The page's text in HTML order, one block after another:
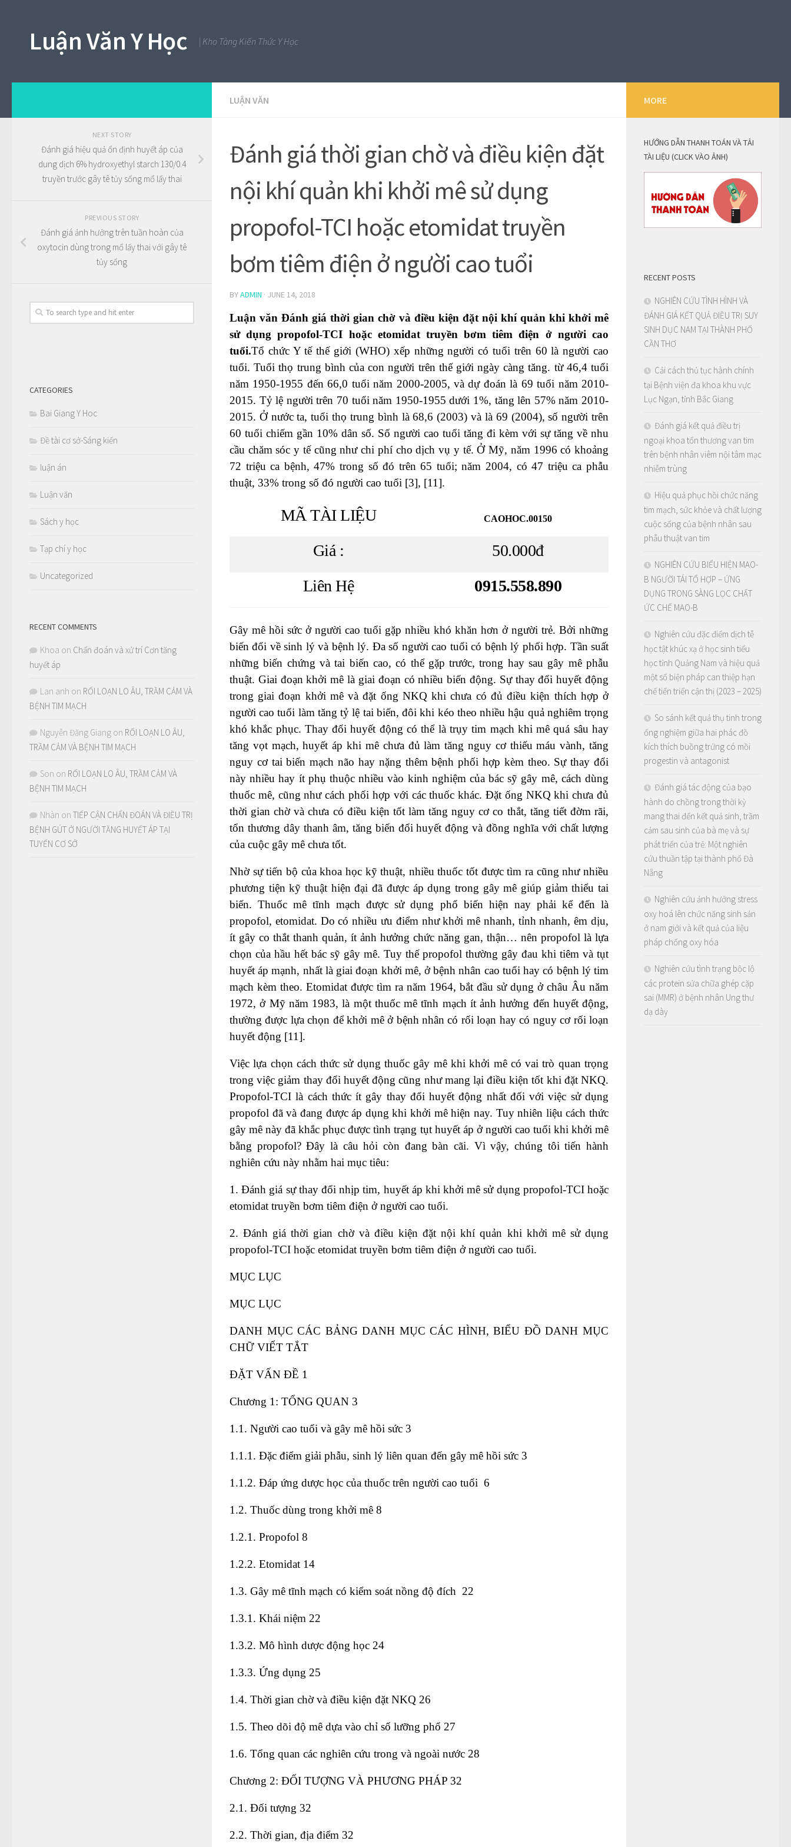
Luận Văn Y Học | Kho Tàng Kiến Thức Y Học
LUẬN VĂN
Đánh giá thời gian chờ và điều kiện đặt
nội khí quản khi khởi mê sử dụng
propofol-TCI hoặc etomidat truyền
bơm tiêm điện ở người cao tuổi
BYADMIN · JUNE 14, 2018
Luận văn Đánh giá thời gian chờ và điều kiện đặt nội khí quản khi khởi mê
sử dụng propofol-TCI hoặc etomidat truyền bơm tiêm điện ở người cao
tuổi.Tổ chức Y tế thế giới (WHO) xếp những người có tuổi trên 60 là người cao
tuổi. Tuổi thọ trung bình của con người trên thế giới ngày càng tăng. từ 46,4 tuổi
năm 1950-1955 đến 66,0 tuổi năm 2000-2005, và dự đoán là 69 tuổi năm 2010-
2015. Tỷ lệ người trên 70 tuổi năm 1950-1955 dưới 1%, tăng lên 57% năm 2010-
2015. Ở nước ta, tuổi thọ trung bình là 68,6 (2003) và là 69 (2004), số người trên
60 tuổi chiếm gần 10% dân số. Số người cao tuổi tăng đi kèm với sự tăng về nhu
cầu chăm sóc y tế cũng như chi phí cho dịch vụ y tế. Ở Mỹ, năm 1996 có khoảng
72 triệu ca bệnh, 47% trong số đó trên 65 tuổi; năm 2004, có 47 triệu ca phẫu
thuật, 33% trong số đó người cao tuổi [3], [11].
MÃ TÀI LIỆU CAOHOC.00150
Giá :
50.000đ
Liên Hệ
0915.558.890
Gây mê hồi sức ở người cao tuổi gặp nhiều khó khăn hơn ở người trẻ. Bởi những
biến đổi về sinh lý và bệnh lý. Đa số người cao tuổi có bệnh lý phối hợp. Tần suất
những biến chứng và tai biến cao, có thể gặp trước, trong hay sau gây mê phẫu
thuật. Giai đoạn khởi mê là giai đoạn có nhiều biến động. Sự thay đổi huyết động
trong giai đoạn khởi mê và đặt ống NKQ khi chưa có đủ điều kiện thích hợp ở
người cao tuổi làm tăng tỷ lệ tai biến, đôi khi kéo theo nhiều hậu quả nghiêm trọng
khó khắc phục. Thay đổi huyết động có thể là trụy tim mạch khi mê quá sâu hay
tăng vọt mạch, huyết áp khi mê chưa đủ làm tăng nguy cơ thiếu máu vành, tăng
nguy cơ tai biến mạch não hay nặng thêm bệnh phối hợp kèm theo. Sự thay đổi
này nhiều hay ít phụ thuộc nhiều vào kinh nghiệm của bác sỹ gây mê, cách dùng
thuốc mê, cũng như cách phối hợp với các thuốc khác. Đặt ống NKQ khi chưa đủ
thời gian chờ và chưa có điều kiện tốt làm tăng nguy cơ co thắt, tăng tiết đờm rãi,
tổn thương dây thanh âm, tăng biến đổi huyết động và đồng nghĩa với chất lượng
của cuộc gây mê chưa tốt.
Nhờ sự tiến bộ của khoa học kỹ thuật, nhiều thuốc tốt được tìm ra cũng như nhiều
phương tiện kỹ thuật hiện đại đã được áp dụng trong gây mê giúp giảm thiểu tai
biến. Thuốc mê tĩnh mạch được sử dụng phổ biến hiện nay phải kể đến là
propofol, etomidat. Do có nhiều ưu điểm như khởi mê nhanh, tỉnh nhanh, êm dịu,
ít gây co thắt thanh quản, ít ảnh hưởng chức năng gan, thận… nên propofol là lựa
chọn của hầu hết bác sỹ gây mê. Tuy thế propofol thường gây đau khi tiêm và tụt
huyết áp mạnh, nhất là giai đoạn khởi mê, ở bệnh nhân cao tuổi hay có bệnh lý tim
mạch kèm theo. Etomidat được tìm ra năm 1964, bắt đầu sử dụng ở châu Âu năm
1972, ở Mỹ năm 1983, là một thuốc mê tĩnh mạch ít ảnh hưởng đến huyết động,
thường được lựa chọn để khởi mê ở bệnh nhân có rối loạn hay có nguy cơ rối loạn
huyết động [11].
Việc lựa chọn cách thức sử dụng thuốc gây mê khi khởi mê có vai trò quan trọng
trong việc giảm thay đổi huyết động cũng như mang lại điều kiện tốt khi đặt NKQ.
Propofol-TCI là cách thức ít gây thay đổi huyết động nhất đối với việc sử dụng
propofol đã và đang được áp dụng khi khởi mê hiện nay. Tuy nhiên liệu cách thức
gây mê này đã khắc phục được tình trạng tụt huyết áp ở người cao tuổi khi khởi mê
bằng propofol? Đây là câu hỏi còn đang bàn cãi. Vì vậy, chúng tôi tiến hành
nghiên cứu này nhằm hai mục tiêu:
1. Đánh giá sự thay đổi nhịp tim, huyết áp khi khởi mê sử dụng propofol-TCI hoặc
etomidat truyền bơm tiêm điện ở người cao tuổi.
2. Đánh giá thời gian chờ và điều kiện đặt nội khí quản khi khởi mê sử dụng
propofol-TCI hoặc etomidat truyền bơm tiêm điện ở người cao tuổi.
MỤC LỤC
MỤC LỤC
DANH MỤC CÁC BẢNG DANH MỤC CÁC HÌNH, BIỂU ĐỒ DANH MỤC
CHỮ VIẾT TẮT
ĐẶT VẤN ĐỀ 1
Chương 1: TỔNG QUAN 3
1.1. Người cao tuổi và gây mê hồi sức 3
1.1.1. Đặc điểm giải phẫu, sinh lý liên quan đến gây mê hồi sức 3
1.1.2. Đáp ứng dược học của thuốc trên người cao tuổi 6
1.2. Thuốc dùng trong khởi mê 8
1.2.1. Propofol 8
1.2.2. Etomidat 14
1.3. Gây mê tĩnh mạch có kiểm soát nồng độ đích 22
1.3.1. Khái niệm 22
1.3.2. Mô hình dược động học 24
1.3.3. Ứng dụng 25
1.4. Thời gian chờ và điều kiện đặt NKQ 26
1.5. Theo dõi độ mê dựa vào chỉ số lưỡng phổ 27
1.6. Tổng quan các nghiên cứu trong và ngoài nước 28
Chương 2: ĐỐI TƯỢNG VÀ PHƯƠNG PHÁP 32
2.1. Đối tượng 32
2.2. Thời gian, địa điểm 32
NEXT STORY
Đánh giá hiệu quả ổn định huyết áp của
dung dịch 6% hydroxyethyl starch 130/0.4
truyền trước gây tê tủy sống mổ lấy thai
PREVIOUS STORY
Đánh giá ảnh hưởng trên tuần hoàn của
oxytocin dùng trong mổ lấy thai với gây tê
tủy sống
CATEGORIES
Bai Giang Y Hoc
Đề tài cơ sở-Sáng kiến
luận án
Luận văn
Sách y học
Tạp chí y học
Uncategorized
RECENT COMMENTS
Khoa on Chẩn đoán và xử trí Cơn tăng
huyết áp
Lan anh on RỐI LOẠN LO ÂU, TRẦM CẢM VÀ
BỆNH TIM MẠCH
Nguyễn Đăng Giang on RỐI LOẠN LO ÂU,
TRẦM CẢM VÀ BỆNH TIM MẠCH
Son on RỐI LOẠN LO ÂU, TRẦM CẢM VÀ
BỆNH TIM MẠCH
Nhàn on TIẾP CẬN CHẨN ĐOÁN VÀ ĐIỀU TRỊ
BỆNH GÚT Ở NGƯỜI TĂNG HUYẾT ÁP TẠI
TUYẾN CƠ SỞ
MORE
HƯỚNG DẪN THANH TOÁN VÀ TẢI
TÀI LIỆU (CLICK VÀO ẢNH)
RECENT POSTS
NGHIÊN CỨU TÌNH HÌNH VÀ
ĐÁNH GIÁ KẾT QUẢ ĐIỀU TRỊ SUY
SINH DỤC NAM TẠI THÀNH PHỐ
CẦN THƠ
Cải cách thủ tục hành chính
tại Bệnh viện đa khoa khu vực
Lục Ngạn, tỉnh Bắc Giang
Đánh giá kết quả điều trị
ngoại khoa tổn thương van tim
trên bệnh nhân viêm nội tâm mạc
nhiễm trùng
Hiệu quả phục hồi chức năng
tim mạch, sức khỏe và chất lượng
cuộc sống của bệnh nhân sau
phẫu thuật van tim
NGHIÊN CỨU BIỂU HIỆN MAO-
B NGƯỜI TÁI TỔ HỢP – ỨNG
DỤNG TRONG SÀNG LỌC CHẤT
ỨC CHẾ MAO-B
Nghiên cứu đặc điểm dịch tễ
học tật khúc xạ ở học sinh tiểu
học tỉnh Quảng Nam và hiệu quả
một số biện pháp can thiệp hạn
chế tiến triển cận thị (2023 – 2025)
So sánh kết quả thụ tinh trong
ống nghiệm giữa hai phác đồ
kích thích buồng trứng có mồi
progestin và antagonist
Đánh giá tác động của bạo
hành do chồng trong thời kỳ
mang thai đến kết quả sinh, trầm
cảm sau sinh của bà mẹ và sự
phát triển của trẻ: Một nghiên
cứu thuần tập tại thành phố Đà
Nẵng
Nghiên cứu ảnh hưởng stress
oxy hoá lên chức năng sinh sản
ở nam giới và kết quả của liệu
pháp chống oxy hóa
Nghiên cứu tình trạng bộc lộ
các protein sửa chữa ghép cặp
sai (MMR) ở bệnh nhân Ung thư
dạ dày